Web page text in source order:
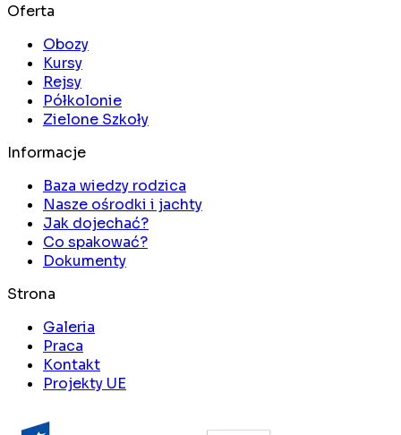
Oferta
Obozy
Kursy
Rejsy
Półkolonie
Zielone Szkoły
Informacje
Baza wiedzy rodzica
Nasze ośrodki i jachty
Jak dojechać?
Co spakować?
Dokumenty
Strona
Galeria
Praca
Kontakt
Projekty UE